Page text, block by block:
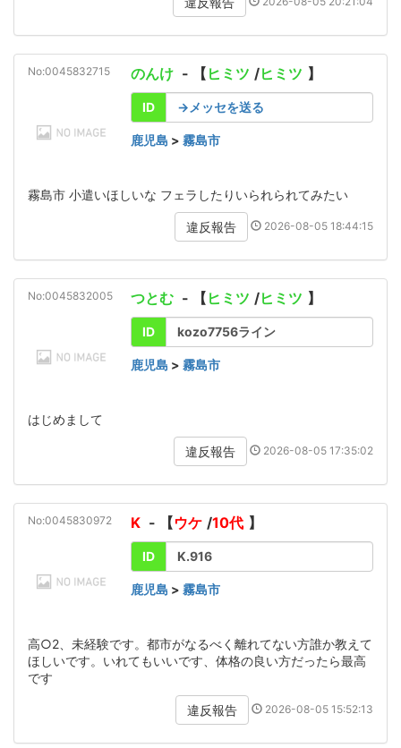
No:0045832715 のんけ - 【 ヒミツ /ヒミツ 】
ID →メッセを送る
鹿児島 > 霧島市
霧島市 小遣いほしいな フェラしたりいられられてみたい
違反報告 2026-08-05 18:44:15
No:0045832005 つとむ - 【 ヒミツ /ヒミツ 】
ID kozo7756ライン
鹿児島 > 霧島市
はじめまして
違反報告 2026-08-05 17:35:02
No:0045830972 K - 【ウケ /10代 】
ID K.916
鹿児島 > 霧島市
高○2、未経験です。都市がなるべく離れてない方誰か教えて
ほしいです。いれてもいいです、体格の良い方だったら最高
です
違反報告 2026-08-05 15:52:13